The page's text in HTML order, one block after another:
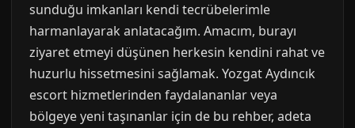
sunduğu imkanları kendi tecrübelerimle
harmanlayarak anlatacağım. Amacım, burayı
ziyaret etmeyi düşünen herkesin kendini rahat ve
huzurlu hissetmesini sağlamak. Yozgat Aydıncık
escort hizmetlerinden faydalananlar veya
bölgeye yeni taşınanlar için de bu rehber, adeta